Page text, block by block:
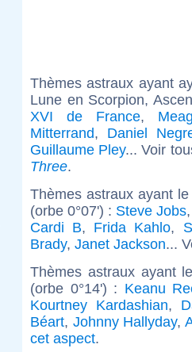
Thèmes astraux ayant
Lune en Scorpion,
XVI de France,
Mitterrand, Daniel
Guillaume Pley... Voir
Three.
Thèmes astraux ayant
(orbe 0°07') : Steve Jobs
Cardi B, Frida Kahlo,
Brady, Janet Jackson...
Thèmes astraux ayant
(orbe 0°14') : Keanu
Kourtney Kardashian,
Béart, Johnny Hallyday,
cet aspect.